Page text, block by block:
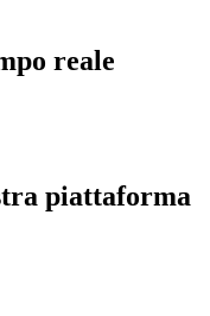
reale
piattaforma